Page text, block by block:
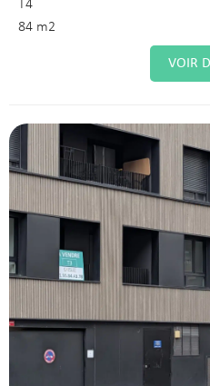
T4
84 m2
VOIR